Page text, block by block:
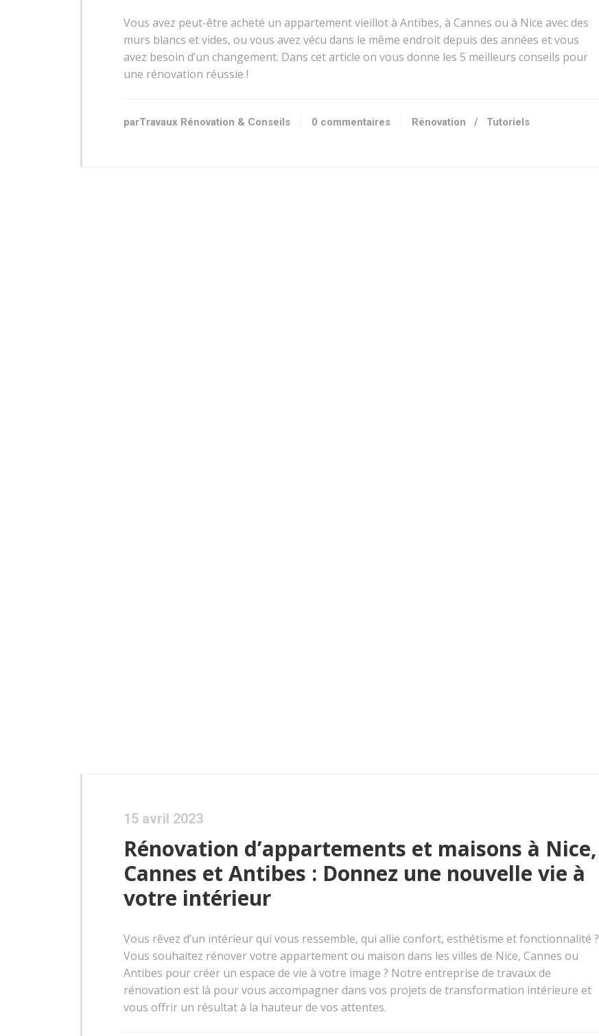
Vous avez peut-être acheté un appartement vieillot à Antibes, à Cannes ou à Nice avec des
murs blancs et vides, ou vous avez vécu dans le même endroit depuis des années et vous
avez besoin d’un changement. Dans cet article on vous donne les 5 meilleurs conseils pour
une rénovation réussie !
parTravaux Rénovation & Conseils 0 commentaires Rénovation / Tutoriels
15 avril 2023
Rénovation d’appartements et maisons à Nice,
Cannes et Antibes : Donnez une nouvelle vie à
votre intérieur
Vous rêvez d’un intérieur qui vous ressemble, qui allie confort, esthétisme et fonctionnalité ?
Vous souhaitez rénover votre appartement ou maison dans les villes de Nice, Cannes ou
Antibes pour créer un espace de vie à votre image ? Notre entreprise de travaux de
rénovation est là pour vous accompagner dans vos projets de transformation intérieure et
vous offrir un résultat à la hauteur de vos attentes.